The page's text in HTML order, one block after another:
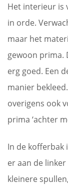
Het interieur is
in orde.
maar het
gewoon prima.
erg goed. Een
manier
overigens ook
prima ‘achter
In de kofferbak
er aan de
kleinere